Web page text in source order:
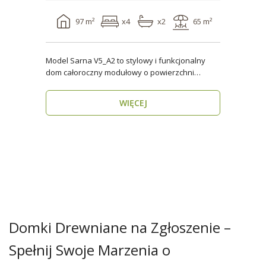
97 m² x4 x2 65 m²
Model Sarna V5_A2 to stylowy i funkcjonalny
dom całoroczny modułowy o powierzchni
WIĘCEJ
Domki Drewniane na Zgłoszenie –
Spełnij Swoje Marzenia o